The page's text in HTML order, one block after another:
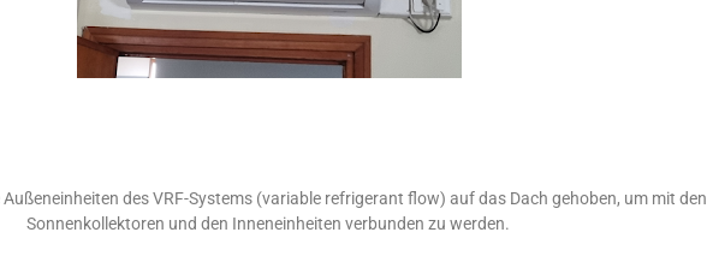
des VRF-Systems (variable refrigerant flow) auf das Dach gehoben, um mit den
Sonnenkollektoren und den Inneneinheiten verbunden zu werden.